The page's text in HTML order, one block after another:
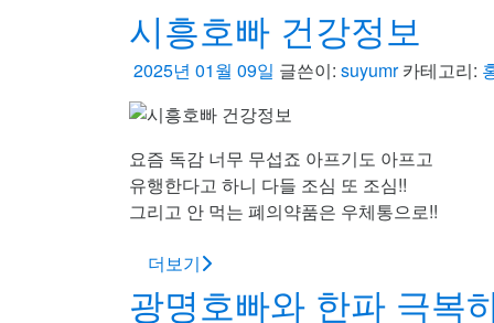
시흥호빠 건강정보
2025년 01월 09일 글쓴이: suyumr 카테고리:
요즘 독감 너무 무섭죠 아프기도 아프고
유행한다고 하니 다들 조심 또 조심!!
그리고 안 먹는 폐의약품은 우체통으로!!
더보기
광명호빠와 한파 극복